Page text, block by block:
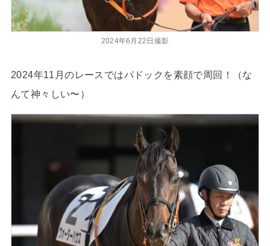
2024年6月22日撮影
2024年11月のレースではパドックを素顔で周回！（な
んて神々しい〜）